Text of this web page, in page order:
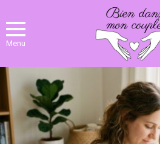
Menu
NOS
DERNIERS
ARTICLES